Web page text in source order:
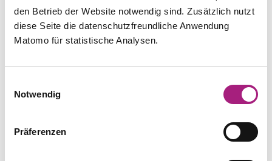
den Betrieb der Website notwendig sind. Zusätzlich nutzt
diese Seite die datenschutzfreundliche Anwendung
Matomo für statistische Analysen.
Notwendig
Präferenzen
Anschrift